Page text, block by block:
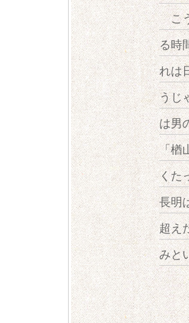
こう
る時
れは
うじ
は男
「楢
くた
長明
超え
みと